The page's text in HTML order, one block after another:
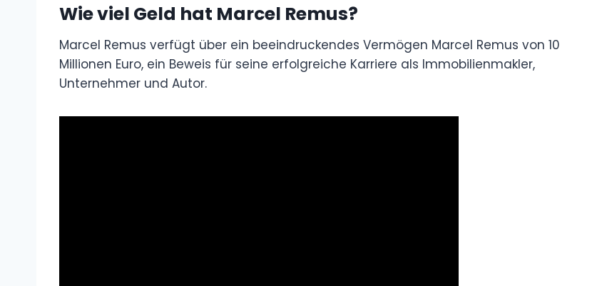
Wie viel Geld hat Marcel Remus?
Marcel Remus verfügt über ein beeindruckendes Vermögen Marcel Remus von 10
Millionen Euro, ein Beweis für seine erfolgreiche Karriere als Immobilienmakler,
Unternehmer und Autor.